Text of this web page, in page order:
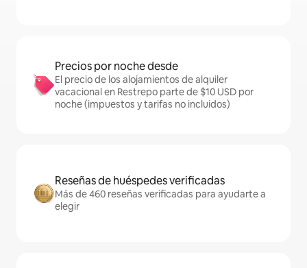
Precios por noche desde
El precio de los alojamientos de alquiler
vacacional en Restrepo parte de $10 USD por
noche (impuestos y tarifas no incluidos)
Reseñas de huéspedes verificadas
Más de 460 reseñas verificadas para ayudarte a
elegir